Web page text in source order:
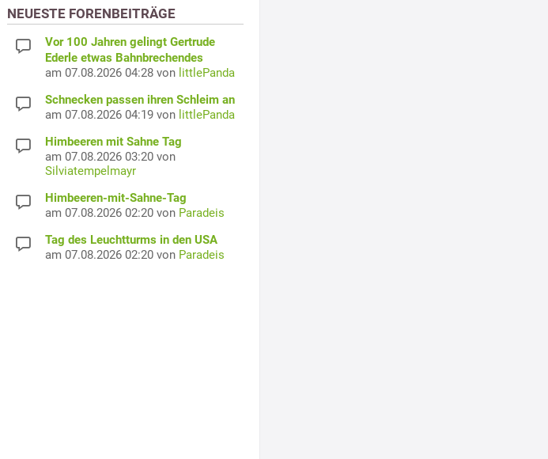
NEUESTE FORENBEITRÄGE
Vor 100 Jahren gelingt Gertrude
Ederle etwas Bahnbrechendes
am 07.08.2026 04:28 von littlePanda
Schnecken passen ihren Schleim an
am 07.08.2026 04:19 von littlePanda
Himbeeren mit Sahne Tag
am 07.08.2026 03:20 von
Silviatempelmayr
Himbeeren-mit-Sahne-Tag
am 07.08.2026 02:20 von Paradeis
Tag des Leuchtturms in den USA
am 07.08.2026 02:20 von Paradeis